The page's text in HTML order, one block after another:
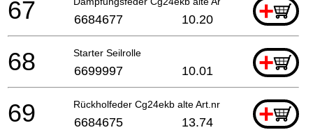
+
67 6684677 10.20
Starter Seilrolle +
68 6699997 10.01
Rückholfeder Cg24ekb alte Art.nr. 783-0720f-20 Ti
+
69 6684675 13.74